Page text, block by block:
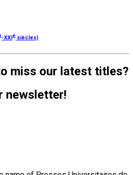
-XXIe siècles)
miss our latest titles?
newsletter!